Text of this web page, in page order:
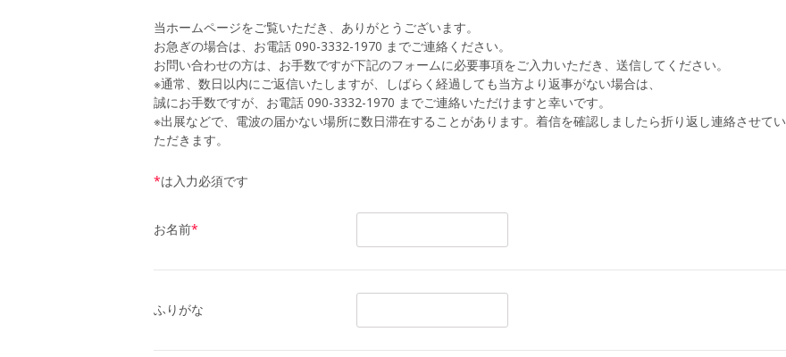
当ホームページをご覧いただき、ありがとうございます。
お急ぎの場合は、お電話 090-3332-1970 までご連絡ください。
お問い合わせの方は、お手数ですが下記のフォームに必要事項をご入力いただき、送信してください。
※通常、数日以内にご返信いたしますが、しばらく経過しても当方より返事がない場合は、
誠にお手数ですが、お電話 090-3332-1970 までご連絡いただけますと幸いです。
※出展などで、電波の届かない場所に数日滞在することがあります。着信を確認しましたら折り返し連絡させてい
ただきます。
*は入力必須です
お名前*
ふりがな